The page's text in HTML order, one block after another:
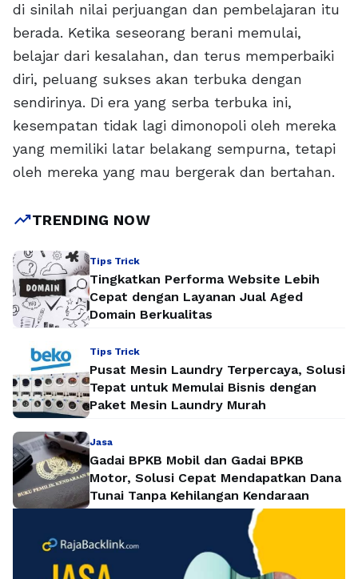
di sinilah nilai perjuangan dan pembelajaran itu
berada. Ketika seseorang berani memulai,
belajar dari kesalahan, dan terus memperbaiki
diri, peluang sukses akan terbuka dengan
sendirinya. Di era yang serba terbuka ini,
kesempatan tidak lagi dimonopoli oleh mereka
yang memiliki latar belakang sempurna, tetapi
oleh mereka yang mau bergerak dan bertahan.
trending_upTRENDING NOW
Tips Trick
Tingkatkan Performa Website Lebih
Cepat dengan Layanan Jual Aged
Domain Berkualitas
Tips Trick
Pusat Mesin Laundry Terpercaya, Solusi
Tepat untuk Memulai Bisnis dengan
Paket Mesin Laundry Murah
Jasa
Gadai BPKB Mobil dan Gadai BPKB
Motor, Solusi Cepat Mendapatkan Dana
Tunai Tanpa Kehilangan Kendaraan